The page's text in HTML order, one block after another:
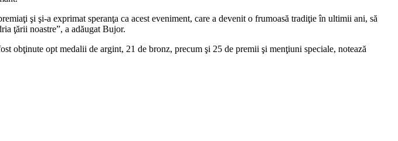
şi şi-a exprimat speranţa ca acest eveniment, care a devenit o frumoasă tradiţie în ultimii ani, să
ţării noastre”, a adăugat Bujor.
obţinute opt medalii de argint, 21 de bronz, precum şi 25 de premii şi menţiuni speciale, notează